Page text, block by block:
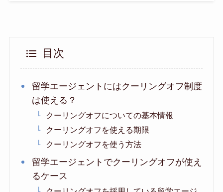
目次
留学エージェントにはクーリングオフ制度
は使える？
クーリングオフについての基本情報
クーリングオフを使える期限
クーリングオフを使う方法
留学エージェントでクーリングオフが使え
るケース